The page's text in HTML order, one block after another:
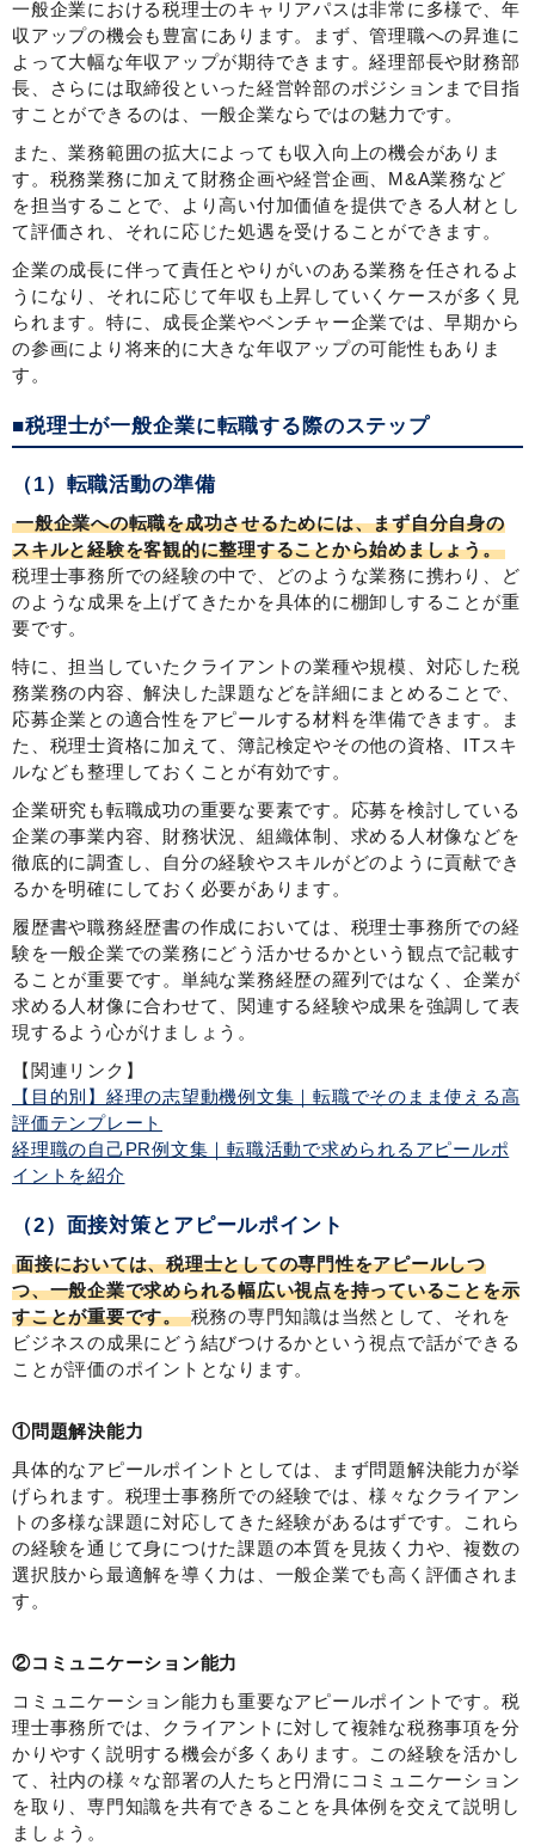
一般企業における税理士のキャリアパスは非常に多様で、年
収アップの機会も豊富にあります。まず、管理職への昇進に
よって大幅な年収アップが期待できます。経理部長や財務部
長、さらには取締役といった経営幹部のポジションまで目指
すことができるのは、一般企業ならではの魅力です。
また、業務範囲の拡大によっても収入向上の機会がありま
す。税務業務に加えて財務企画や経営企画、M&A業務など
を担当することで、より高い付加価値を提供できる人材とし
て評価され、それに応じた処遇を受けることができます。
企業の成長に伴って責任とやりがいのある業務を任されるよ
うになり、それに応じて年収も上昇していくケースが多く見
られます。特に、成長企業やベンチャー企業では、早期から
の参画により将来的に大きな年収アップの可能性もありま
す。
■税理士が一般企業に転職する際のステップ
（1）転職活動の準備
一般企業への転職を成功させるためには、まず自分自身の
スキルと経験を客観的に整理することから始めましょう。
税理士事務所での経験の中で、どのような業務に携わり、ど
のような成果を上げてきたかを具体的に棚卸しすることが重
要です。
特に、担当していたクライアントの業種や規模、対応した税
務業務の内容、解決した課題などを詳細にまとめることで、
応募企業との適合性をアピールする材料を準備できます。ま
た、税理士資格に加えて、簿記検定やその他の資格、ITスキ
ルなども整理しておくことが有効です。
企業研究も転職成功の重要な要素です。応募を検討している
企業の事業内容、財務状況、組織体制、求める人材像などを
徹底的に調査し、自分の経験やスキルがどのように貢献でき
るかを明確にしておく必要があります。
履歴書や職務経歴書の作成においては、税理士事務所での経
験を一般企業での業務にどう活かせるかという観点で記載す
ることが重要です。単純な業務経歴の羅列ではなく、企業が
求める人材像に合わせて、関連する経験や成果を強調して表
現するよう心がけましょう。
【関連リンク】
【目的別】経理の志望動機例文集｜転職でそのまま使える高
評価テンプレート
経理職の自己PR例文集｜転職活動で求められるアピールポ
イントを紹介
（2）面接対策とアピールポイント
面接においては、税理士としての専門性をアピールしつ
つ、一般企業で求められる幅広い視点を持っていることを示
すことが重要です。税務の専門知識は当然として、それを
ビジネスの成果にどう結びつけるかという視点で話ができる
ことが評価のポイントとなります。
①問題解決能力
具体的なアピールポイントとしては、まず問題解決能力が挙
げられます。税理士事務所での経験では、様々なクライアン
トの多様な課題に対応してきた経験があるはずです。これら
の経験を通じて身につけた課題の本質を見抜く力や、複数の
選択肢から最適解を導く力は、一般企業でも高く評価されま
す。
②コミュニケーション能力
コミュニケーション能力も重要なアピールポイントです。税
理士事務所では、クライアントに対して複雑な税務事項を分
かりやすく説明する機会が多くあります。この経験を活かし
て、社内の様々な部署の人たちと円滑にコミュニケーション
を取り、専門知識を共有できることを具体例を交えて説明し
ましょう。